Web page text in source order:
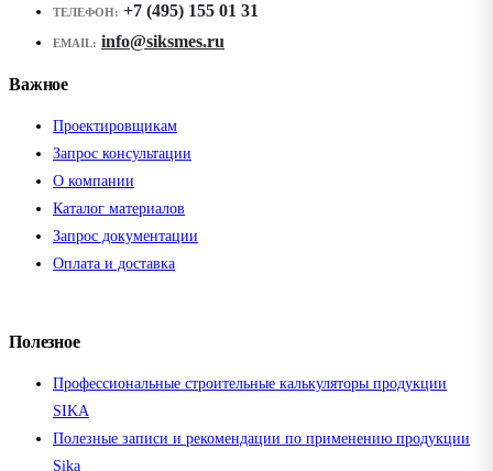
ТЕЛЕФОН: +7 (495) 155 01 31
EMAIL: info@siksmes.ru
Важное
Проектировщикам
Запрос консультации
О компании
Каталог материалов
Запрос документации
Оплата и доставка
Полезное
Профессиональные строительные калькуляторы продукции
SIKA
Полезные записи и рекомендации по применению продукции
Sika